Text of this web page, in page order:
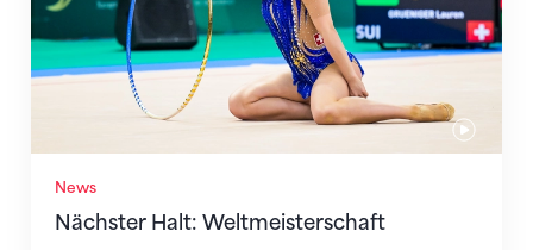
News
Nächster Halt: Weltmeisterschaft